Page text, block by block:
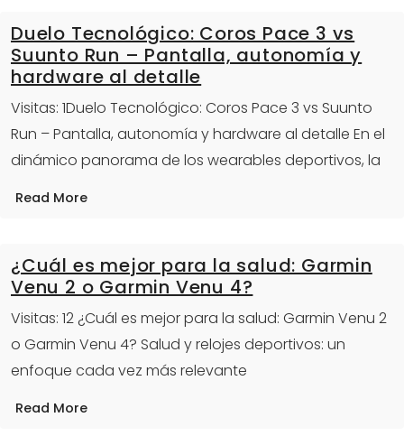
Duelo Tecnológico: Coros Pace 3 vs
Suunto Run – Pantalla, autonomía y
hardware al detalle
Visitas: 1Duelo Tecnológico: Coros Pace 3 vs Suunto
Run – Pantalla, autonomía y hardware al detalle En el
dinámico panorama de los wearables deportivos, la
Read More
¿Cuál es mejor para la salud: Garmin
Venu 2 o Garmin Venu 4?
Visitas: 12 ¿Cuál es mejor para la salud: Garmin Venu 2
o Garmin Venu 4? Salud y relojes deportivos: un
enfoque cada vez más relevante
Read More